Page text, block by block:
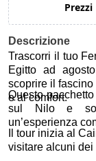
Prezzi
Descrizione
Trascorri il tuo
Egitto ad
scoprire il fascino
e al comfort.
Questo
sul Nilo e
un’esperienza
Il tour inizia al
visitare alcuni